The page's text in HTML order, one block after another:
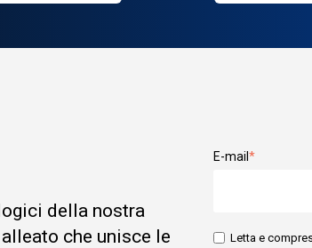
della nostra
che unisce le
E-mail*
Letta e